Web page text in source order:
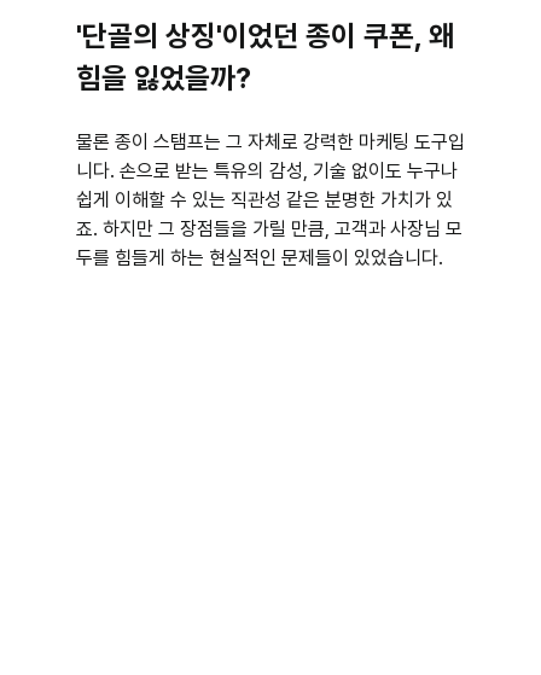
'단골의 상징'이었던 종이 쿠폰, 왜
힘을 잃었을까?
물론 종이 스탬프는 그 자체로 강력한 마케팅 도구입
니다. 손으로 받는 특유의 감성, 기술 없이도 누구나
쉽게 이해할 수 있는 직관성 같은 분명한 가치가 있
죠. 하지만 그 장점들을 가릴 만큼, 고객과 사장님 모
두를 힘들게 하는 현실적인 문제들이 있었습니다.